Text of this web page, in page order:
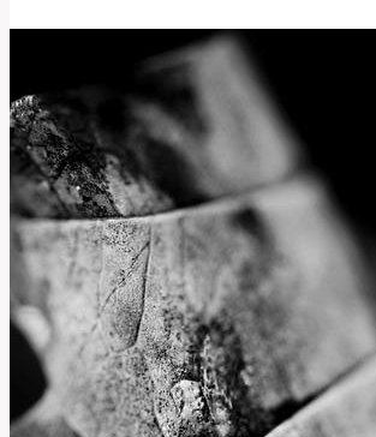
To
Znamená
v
Sociálních
Médiích?